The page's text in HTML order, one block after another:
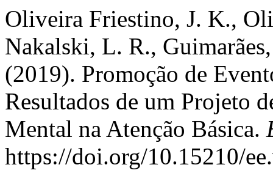
Oliveira Friestino, J. K.,
Nakalski, L. R.,
(2019). Promoção de
Resultados de um Projeto
Mental na Atenção Básica.
https://doi.org/10.15210/